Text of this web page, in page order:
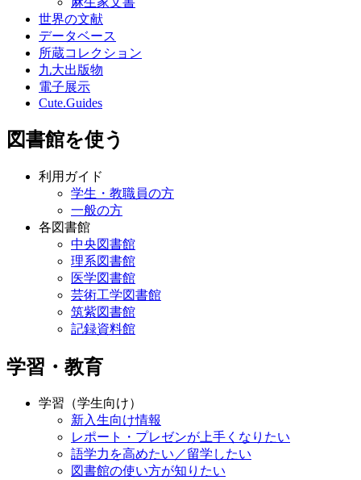
世界の文献
データベース
所蔵コレクション
九大出版物
電子展示
Cute.Guides
図書館を使う
利用ガイド
学生・教職員の方
一般の方
各図書館
中央図書館
理系図書館
医学図書館
芸術工学図書館
筑紫図書館
記録資料館
学習・教育
学習（学生向け）
新入生向け情報
レポート・プレゼンが上手くなりたい
語学力を高めたい／留学したい
図書館の使い方が知りたい